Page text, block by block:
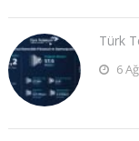
Türk
6